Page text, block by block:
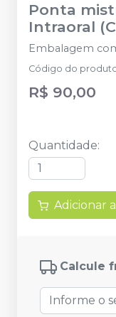
Ponta
Intraoral
Embalagem
Código do
R$ 90,00
Quantidade:
Adicionar
Calcule